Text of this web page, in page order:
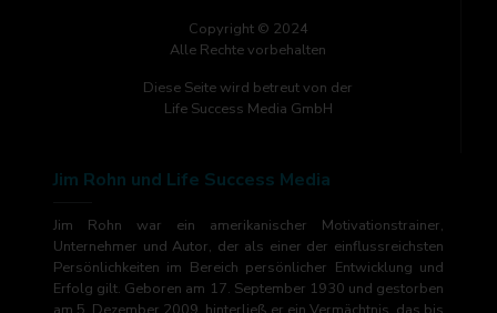
Copyright © 2024
Alle Rechte vorbehalten
Diese Seite wird betreut von der
Life Success Media GmbH
Jim Rohn und Life Success Media
Jim Rohn war ein amerikanischer Motivationstrainer,
Unternehmer und Autor, der als einer der einflussreichsten
Persönlichkeiten im Bereich persönlicher Entwicklung und
Erfolg gilt. Geboren am 17. September 1930 und gestorben